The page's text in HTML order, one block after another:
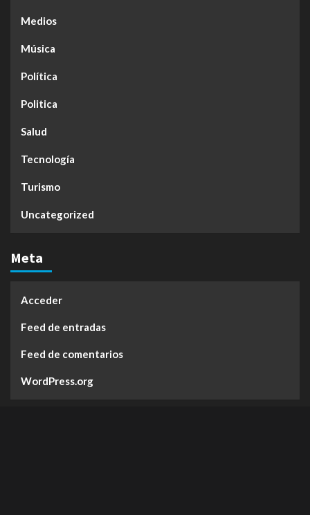
Medios
Música
Política
Politica
Salud
Tecnología
Turismo
Uncategorized
Meta
Acceder
Feed de entradas
Feed de comentarios
WordPress.org